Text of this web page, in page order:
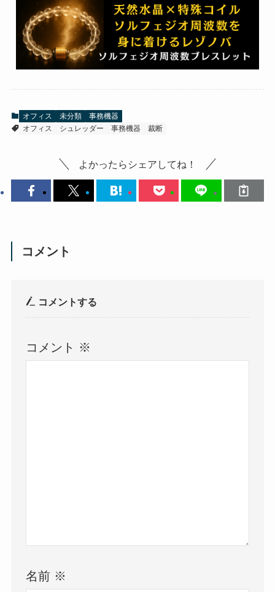
オフィス 未分類
事務機器
オフィス
シュレッダー 事務機器 裁断
よかったらシェアしてね！
コメント
コメントする
コメント ※
名前 ※